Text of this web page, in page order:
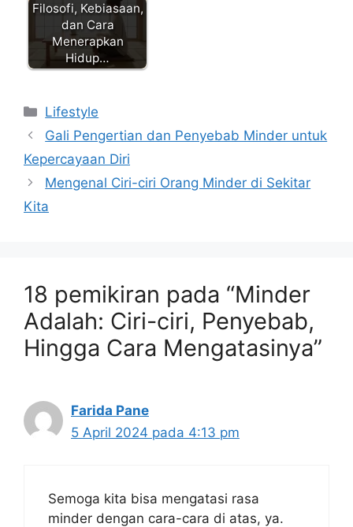
Filosofi, Kebiasaan,
dan Cara
Menerapkan
Hidup…
Kategori
Lifestyle
Gali Pengertian dan Penyebab Minder untuk
Kepercayaan Diri
Mengenal Ciri-ciri Orang Minder di Sekitar
Kita
18 pemikiran pada “Minder
Adalah: Ciri-ciri, Penyebab,
Hingga Cara Mengatasinya”
Farida Pane
5 April 2024 pada 4:13 pm
Semoga kita bisa mengatasi rasa
minder dengan cara-cara di atas, ya.